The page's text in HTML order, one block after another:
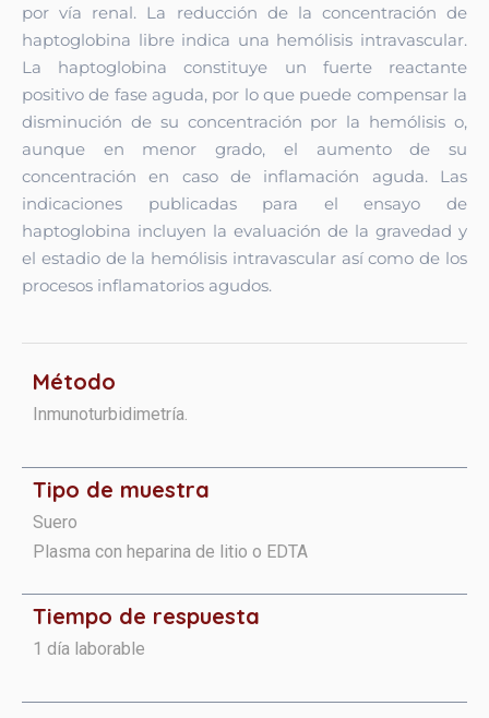
por vía renal. La reducción de la concentración de
haptoglobina libre indica una hemólisis intravascular.
La haptoglobina constituye un fuerte reactante
positivo de fase aguda, por lo que puede compensar la
disminución de su concentración por la hemólisis o,
aunque en menor grado, el aumento de su
concentración en caso de inflamación aguda. Las
indicaciones publicadas para el ensayo de
haptoglobina incluyen la evaluación de la gravedad y
el estadio de la hemólisis intravascular así como de los
procesos inflamatorios agudos.
Método
Inmunoturbidimetría.
Tipo de muestra
Suero
Plasma con heparina de litio o EDTA
Tiempo de respuesta
1 día laborable​